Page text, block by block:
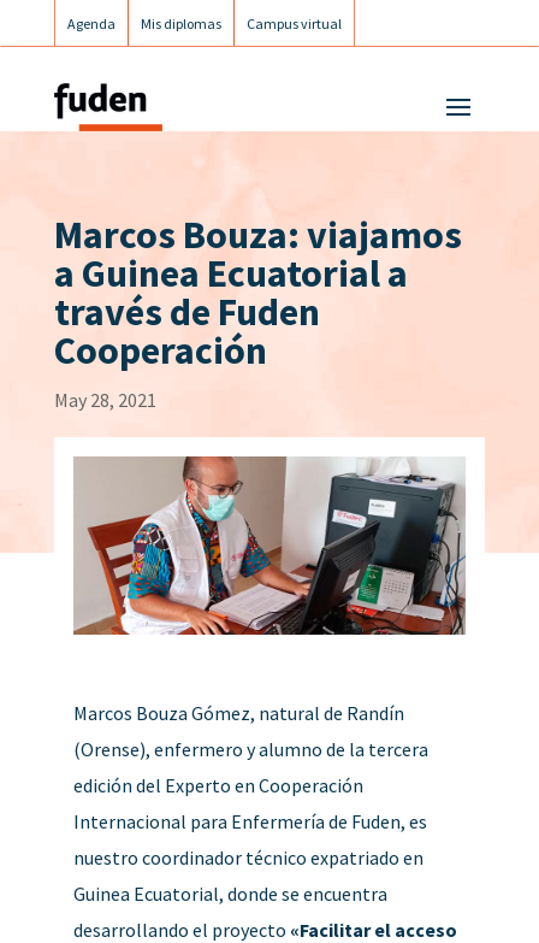
Agenda Mis diplomas Campus virtual
Marcos Bouza: viajamos
a Guinea Ecuatorial a
través de Fuden
Cooperación
May 28, 2021
Marcos Bouza Gómez, natural de Randín
(Orense), enfermero y alumno de la tercera
edición del Experto en Cooperación
Internacional para Enfermería de Fuden, es
nuestro coordinador técnico expatriado en
Guinea Ecuatorial, donde se encuentra
desarrollando el proyecto «Facilitar el acceso